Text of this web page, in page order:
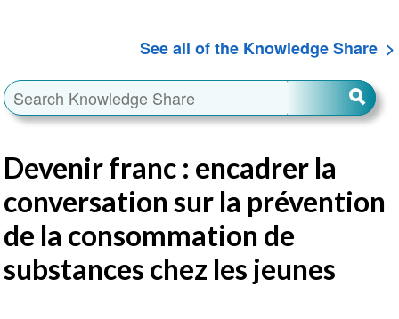
See all of the Knowledge Share
Devenir franc : encadrer la
conversation sur la prévention
de la consommation de
substances chez les jeunes